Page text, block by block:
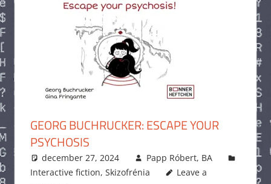
GEORG BUCHRUCKER: ESCAPE YOUR
PSYCHOSIS
december 27, 2024
Papp Róbert, BA
Interactive fiction, Skizofrénia
Leave a